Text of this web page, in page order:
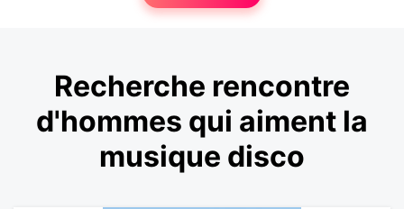
Recherche rencontre
d'hommes qui aiment la
musique disco